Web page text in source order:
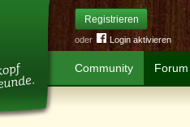
Registrieren
oder Login aktivieren
Community Forum